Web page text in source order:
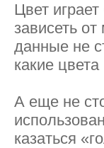
Цвет
зависеть
данные не
какие
А еще не
казаться